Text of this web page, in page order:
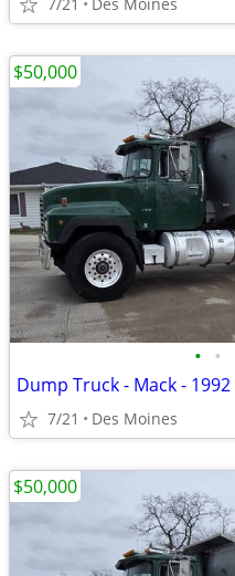
• •
Dump Truck - Mack - 1992
7/21 Des Moines
$50,000
$50,000